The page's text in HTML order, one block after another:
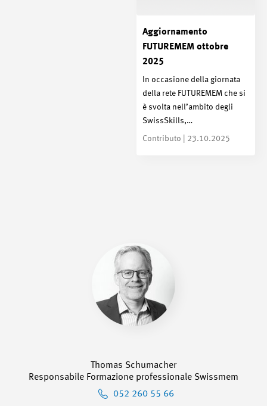
Aggiornamento
FUTUREMEM ottobre
2025
In occasione della giornata
della rete FUTUREMEM che si
è svolta nell’ambito degli
SwissSkills,…
Contributo | 23.10.2025
Thomas Schumacher
Responsabile Formazione professionale Swissmem
052 260 55 66